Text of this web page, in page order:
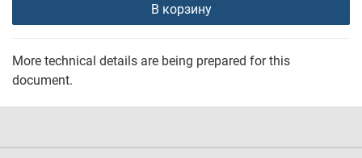
В корзину
More technical details are being prepared for this
document.